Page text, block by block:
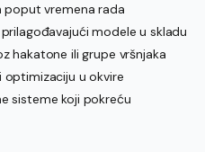
poput vremena rada
modele u skladu
hakatone ili grupe vršnjaka
optimizaciju u okvire
sisteme koji pokreću